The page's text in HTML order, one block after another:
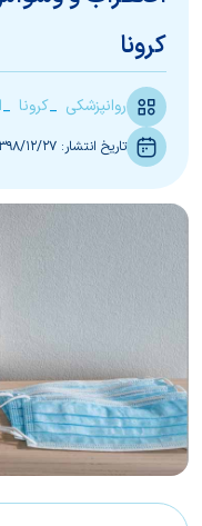
کرونا
روانپزشکی کرونا
تاریخ انتشار: